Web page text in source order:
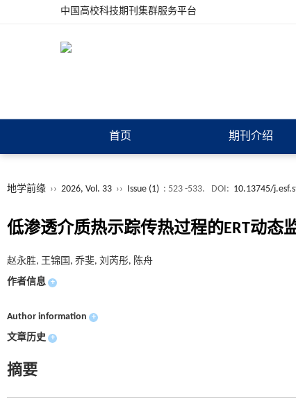
中国高校科技期刊集群服务平台
首页 期刊介绍
地学前缘 ›› 2026, Vol. 33 ›› Issue (1) : 523 -533. DOI: 10.13745/
低渗透介质热示踪传热过程的ERT动态
赵永胜, 王锦国, 乔斐, 刘芮彤, 陈舟
作者信息 +
Author information +
文章历史 +
摘要